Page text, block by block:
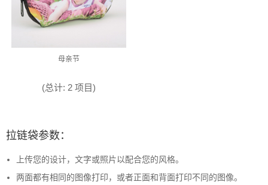
母亲节
(总计: 2 项目)
拉链袋参数：
上传您的设计，文字或照片以配合您的风格。
两面都有相同的图像打印，或者正面和背面打印不同的图像。